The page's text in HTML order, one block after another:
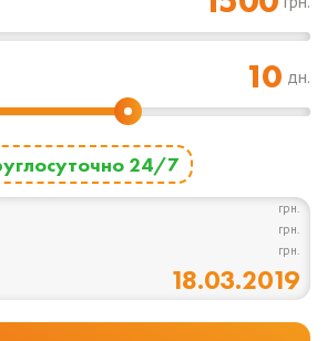
дн.
24/7
грн.
грн.
грн.
18.03.2019